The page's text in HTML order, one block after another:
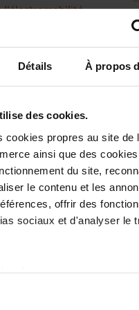
Détails À propos
des cookies.
cookies propres au site de
ainsi que des
du site,
le contenu et les
offrir des
sociaux et d'analyser le
strictement
l’électromobilité
Meilhan ainsi que
leurs
sur les
solutions pratiques pour
Parmi les thèmes
la flotte et l’efficacité
et incitants